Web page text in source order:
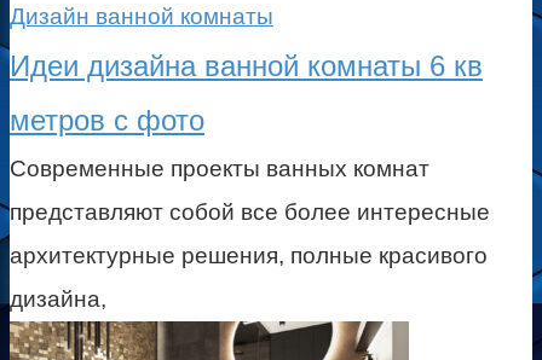
Дизайн ванной комнаты
Идеи дизайна ванной комнаты 6 кв
метров с фото
Современные проекты ванных комнат
представляют собой все более интересные
архитектурные решения, полные красивого
дизайна,